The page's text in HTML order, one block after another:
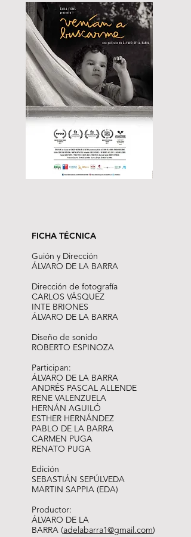
FICHA TÉCNICA
Guión y Dirección
ÁLVARO DE LA BARRA
Dirección de fotografía
CARLOS VÁSQUEZ
INTE BRIONES
ÁLVARO DE LA BARRA
Diseño de sonido
ROBERTO ESPINOZA
Participan:
ÁLVARO DE LA BARRA
ANDRÉS PASCAL ALLENDE
RENE VALENZUELA
HERNÁN AGUILÓ
ESTHER HERNÁNDEZ
PABLO DE LA BARRA
CARMEN PUGA
RENATO PUGA
Edición
SEBASTIÁN SEPÚLVEDA
MARTIN SAPPIA (EDA)
Productor:
ÁLVARO DE LA
BARRA (adelabarra1@gmail.com)